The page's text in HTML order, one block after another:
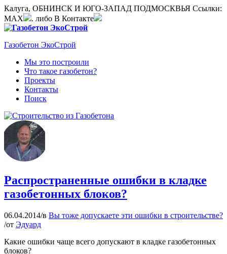
Калуга, ОБНИНСК И ЮГО-ЗАПАД ПОДМОСКВЬЯ Ссылки:
MAX
. либо В Контакте
Газобетон ЭкоСтрой
Мы это построили
Что такое газобетон?
Проекты
Контакты
Поиск
Распространенные ошибки в кладке
газобетонных блоков?
06.04.2014/в Вы тоже допускаете эти ошибки в строительстве?
/от Эдуард
Какие ошибки чаще всего допускают в кладке газобетонных
блоков?